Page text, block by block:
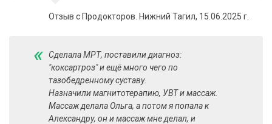
Отзыв с Продокторов. Нижний Тагил, 15.06.2025 г.
«
Сделала МРТ​, поставили диагноз:
"коксартроз​" и ещё много чего по
тазобедренному суставу.
Назначили магнитотерапию​, УВТ и массаж​.
Массаж делала Ольга, а потом я попала к
Александру, он и массаж мне делал, и